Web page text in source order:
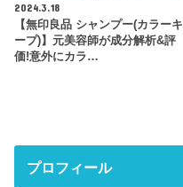
2024.3.18
【無印良品 シャンプー(カラーキ
ープ)】元美容師が成分解析&評
価!意外にカラ…
プロフィール